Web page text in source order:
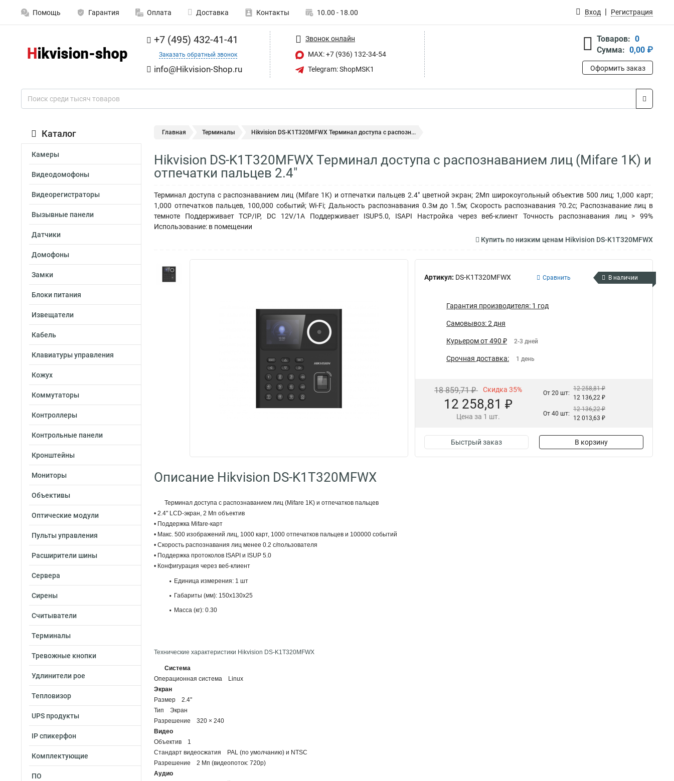
Помощь Гарантия Оплата Доставка Контакты 10.00 - 18.00 Вход Регистрация
+7 (495) 432-41-41
Заказать обратный звонок
info@Hikvision-Shop.ru
Звонок онлайн
MAX: +7 (936) 132-34-54
Telegram: ShopMSK1
Товаров: 0
Сумма: 0,00 ₽
Оформить заказ
Каталог
Камеры
Видеодомофоны
Видеорегистраторы
Вызывные панели
Датчики
Домофоны
Замки
Блоки питания
Извещатели
Кабель
Клавиатуры управления
Кожух
Коммутаторы
Контроллеры
Контрольные панели
Кронштейны
Мониторы
Объективы
Оптические модули
Пульты управления
Расширители шины
Сервера
Сирены
Считыватели
Терминалы
Тревожные кнопки
Удлинители poe
Тепловизор
UPS продукты
IP спикерфон
Комплектующие
ПО
Главная Терминалы Hikvision DS-K1T320MFWX Терминал доступа с распозн...
Hikvision DS-K1T320MFWX Терминал доступа с распознаванием лиц (Mifare 1K) и
отпечатки пальцев 2.4"
Терминал доступа с распознаванием лиц (Mifare 1K) и отпечатки пальцев 2.4" цветной экран; 2Мп широкоугольный объектив 500 лиц; 1,000 карт;
1,000 отпечатков пальцев, 100,000 событий; Wi-Fi; Дальность распознавания 0.3м до 1.5м; Скорость распознавания ?0.2с; Распознавание лиц в
темноте Поддерживает TCP/IP, DC 12V/1A Поддерживает ISUP5.0, ISAPI Настройка через веб-клиент Точность распознавания лиц > 99%
Использование: в помещении
Купить по низким ценам Hikvision DS-K1T320MFWX
Артикул: DS-K1T320MFWX Сравнить В наличии
Гарантия производителя: 1 год
Самовывоз: 2 дня
Курьером от 490 ₽ 2-3 дней
Срочная доставка: 1 день
18 859,71 ₽ Скидка 35%
12 258,81 ₽
Цена за 1 шт.
От 20 шт:
12 258,81 ₽
12 136,22 ₽
От 40 шт:
12 136,22 ₽
12 013,63 ₽
Быстрый заказ В корзину
Описание Hikvision DS-K1T320MFWX
Терминал доступа с распознаванием лиц (Mifare 1K) и отпечатков пальцев
• 2.4'' LCD-экран, 2 Мп объектив
• Поддержка Mifare-карт
• Макс. 500 изображений лиц, 1000 карт, 1000 отпечатков пальцев и 100000 событий
• Скорость распознавания лиц менее 0.2 с/пользователя
• Поддержка протоколов ISAPI и ISUP 5.0
• Конфигурация через веб-клиент
Единица измерения: 1 шт
Габариты (мм): 150x130x25
Масса (кг): 0.30
Технические характеристики Hikvision DS-K1T320MFWX
Система
Операционная система Linux
Экран
Размер 2.4''
Тип Экран
Разрешение 320 × 240
Видео
Объектив 1
Стандарт видеосжатия PAL (по умолчанию) и NTSC
Разрешение 2 Мп (видеопоток: 720р)
Аудио